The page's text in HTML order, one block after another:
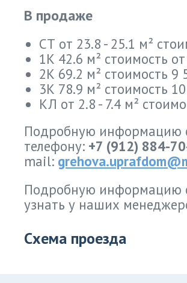
В продаже
СТ от 23.8 - 25.1 м²
1К 42.6 м² стоимость
2К 69.2 м² стоимость 9
3К 78.9 м² стоимость
КЛ от 2.8 - 7.4 м²
Подробную информацию
телефону: +7 (912) 884-
mail:
Подробную информацию
узнать у наших
Схема проезда